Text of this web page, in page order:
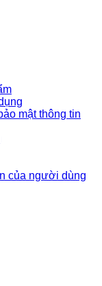
mật thông tin
của người dùng